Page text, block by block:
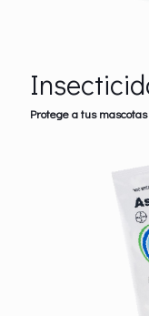
Protege a tus